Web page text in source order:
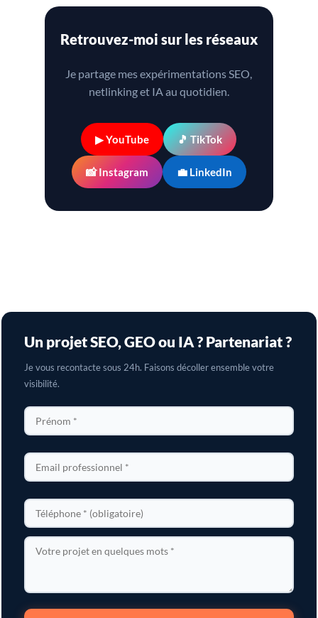
Retrouvez-moi sur les réseaux
Je partage mes expérimentations SEO,
netlinking et IA au quotidien.
▶ YouTube 🎵 TikTok
📸 Instagram 💼 LinkedIn
Un projet SEO, GEO ou IA ? Partenariat ?
Je vous recontacte sous 24h. Faisons décoller ensemble votre
visibilité.